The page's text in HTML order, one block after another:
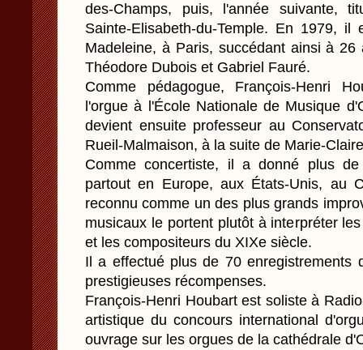
des-Champs, puis, l'année suivante,
Sainte-Elisabeth-du-Temple. En 1979,
Madeleine, à Paris, succédant ainsi à
Théodore Dubois et Gabriel Fauré.
Comme pédagogue, François-Henri
l'orgue à l'École Nationale de Musique
devient ensuite professeur au
Rueil-Malmaison, à la suite de Marie-
Comme concertiste, il a donné plus
partout en Europe, aux États-Unis, au
reconnu comme un des plus grands
musicaux le portent plutôt à interpréter
et les compositeurs du XIXe siècle.
Il a effectué plus de 70 enregistrements
prestigieuses récompenses.
François-Henri Houbart est soliste à
artistique du concours international
ouvrage sur les orgues de la cathédrale